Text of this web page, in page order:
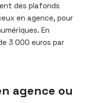
des plafonds
en agence, pour
En
3 000 euros par
agence ou